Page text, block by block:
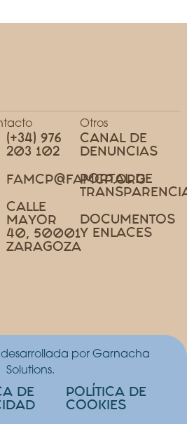
(+34) 976
203 102
FAMCP@FAMCP.ORG
CALLE
MAYOR
40, 50001
ZARAGOZA
Otros
CANAL DE
DENUNCIAS
PORTAL DE
DOCUMENTOS
Y ENLACES
por Garnacha
Solutions.
DE POLÍTICA DE
COOKIES